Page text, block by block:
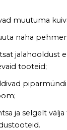
muutuma
naha
jalahooldust
tooteid;
piparmündi
ja selgelt